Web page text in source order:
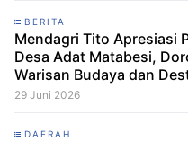
BERITA
Mendagri Tito Apresiasi
Desa Adat Matabesi,
Warisan Budaya dan
29 Juni 2026
DAERAH